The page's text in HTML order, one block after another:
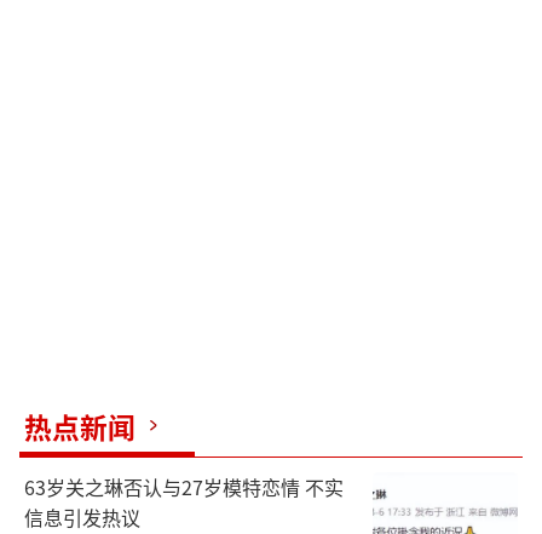
热点新闻
63岁关之琳否认与27岁模特恋情 不实
信息引发热议